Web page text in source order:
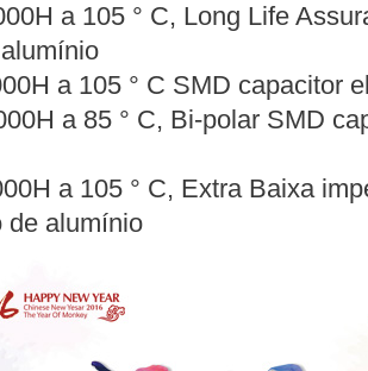
a 105 ° C, Long Life
a 105 ° C SMD capacitor
a 85 ° C, Bi-polar SMD
a 105 ° C, Extra Baixa
de alumínio